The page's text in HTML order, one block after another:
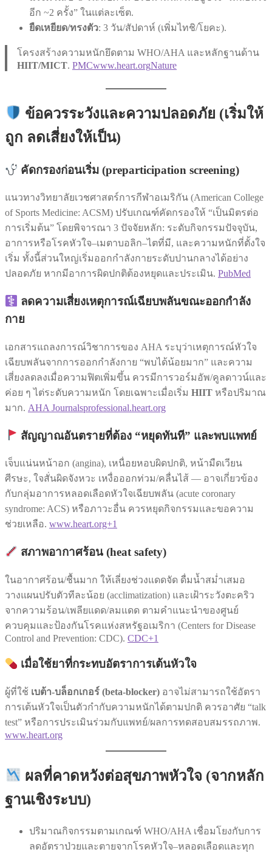
อีก ~2 ครั้ง” ในแต่ละเซ็ต.
ยืดเหยียด/ทรงตัว: 3 วัน/สัปดาห์ (เพิ่มไทชิ/โยคะ).
โครงสร้างความหนักยึดตาม WHO/AHA และหลักฐานด้าน
HIIT/MICT. PMCwww.heart.orgNature
ข้อควรระวังและความปลอดภัย (เริ่มให้
ถูก ลดเสี่ยงให้เป็น)
คัดกรองก่อนเริ่ม (preparticipation screening)
แนวทางวิทยาลัยเวชศาสตร์การกีฬาอเมริกัน (American College
of Sports Medicine: ACSM) ปรับเกณฑ์คัดกรองให้ “เป็นมิตรต่อ
การเริ่มต้น” โดยพิจารณา 3 ปัจจัยหลัก: ระดับกิจกรรมปัจจุบัน,
อาการหรือโรคหัวใจ–เมตาบอลิก–ไตที่มี, และความหนักที่ตั้งใจ
เริ่ม ทั้งนี้ส่วนใหญ่เริ่มออกกำลังกายระดับปานกลางได้อย่าง
ปลอดภัย หากมีอาการผิดปกติต้องหยุดและประเมิน. PubMed
ลดความเสี่ยงเหตุการณ์เฉียบพลันขณะออกกำลัง
กาย
เอกสารแถลงการณ์วิชาการของ AHA ระบุว่าเหตุการณ์หัวใจ
เฉียบพลันจากการออกกำลังกาย “พบได้น้อยมาก” และความ
เสี่ยงลดลงเมื่อความฟิตเพิ่มขึ้น ควรมีการวอร์มอัพ/คูลดาวน์และ
ค่อย ๆ ไต่ระดับความหนัก โดยเฉพาะเมื่อเริ่ม HIIT หรือปริมาณ
มาก. AHA Journalsprofessional.heart.org
สัญญาณอันตรายที่ต้อง “หยุดทันที” และพบแพทย์
เจ็บแน่นหน้าอก (angina), เหนื่อยหอบผิดปกติ, หน้ามืดเวียน
ศีรษะ, ใจสั่นผิดจังหวะ เหงื่อออกท่วม/คลื่นไส้ — อาจเกี่ยวข้อง
กับกลุ่มอาการหลอดเลือดหัวใจเฉียบพลัน (acute coronary
syndrome: ACS) หรือภาวะอื่น ควรหยุดกิจกรรมและขอความ
ช่วยเหลือ. www.heart.org+1
สภาพอากาศร้อน (heat safety)
ในอากาศร้อน/ชื้นมาก ให้เลี่ยงช่วงแดดจัด ดื่มน้ำสม่ำเสมอ
วางแผนปรับตัวทีละน้อย (acclimatization) และเฝ้าระวังตะคริว
จากความร้อน/เพลียแดด/ลมแดด ตามคำแนะนำของศูนย์
ควบคุมและป้องกันโรคแห่งสหรัฐอเมริกา (Centers for Disease
Control and Prevention: CDC). CDC+1
เมื่อใช้ยาที่กระทบอัตราการเต้นหัวใจ
ผู้ที่ใช้ เบต้า-บล็อกเกอร์ (beta-blocker) อาจไม่สามารถใช้อัตรา
การเต้นหัวใจเป็นตัวกำกับความหนักได้ตามปกติ ควรอาศัย “talk
test” หรือการประเมินร่วมกับแพทย์/ผลการทดสอบสมรรถภาพ.
www.heart.org
ผลที่คาดหวังต่อสุขภาพหัวใจ (จากหลัก
ฐานเชิงระบบ)
ปริมาณกิจกรรมตามเกณฑ์ WHO/AHA เชื่อมโยงกับการ
ลดอัตราป่วยและตายจากโรคหัวใจ–หลอดเลือดและทุก